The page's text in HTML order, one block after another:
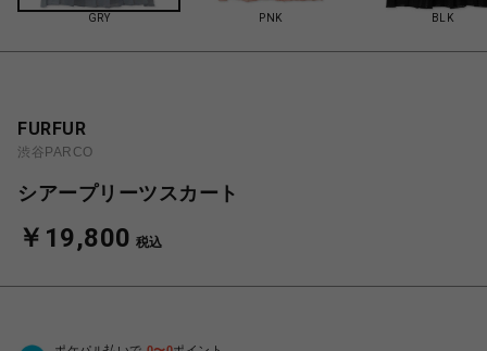
GRY PNK BLK
FURFUR
渋谷PARCO
シアープリーツスカート
￥19,800 税込